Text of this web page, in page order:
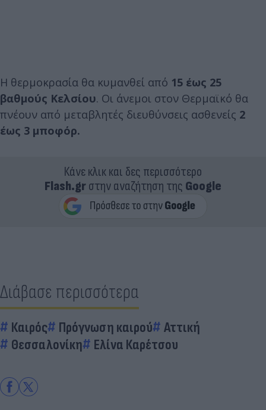
Η θερμοκρασία θα κυμανθεί από 15 έως 25
βαθμούς Κελσίου. Οι άνεμοι στον Θερμαϊκό θα
πνέουν από μεταβλητές διευθύνσεις ασθενείς 2
έως 3 μποφόρ.
Κάνε κλικ και δες περισσότερο
Flash.grστην αναζήτηση της Google
Διάβασε περισσότερα
Καιρός Πρόγνωση καιρού
Αττική
Θεσσαλονίκη
Ελίνα Καρέτσου